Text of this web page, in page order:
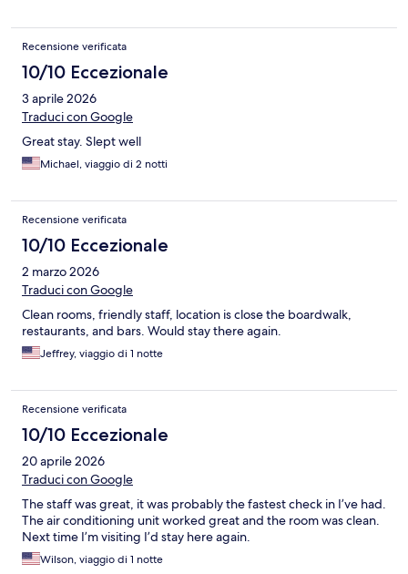
Recensione verificata
10/10 Eccezionale
3 aprile 2026
Traduci con Google
Great stay. Slept well
Michael, viaggio di 2 notti
Recensione verificata
10/10 Eccezionale
2 marzo 2026
Traduci con Google
Clean rooms, friendly staff, location is close the boardwalk,
restaurants, and bars. Would stay there again.
Jeffrey, viaggio di 1 notte
Recensione verificata
10/10 Eccezionale
20 aprile 2026
Traduci con Google
The staff was great, it was probably the fastest check in I’ve had.
The air conditioning unit worked great and the room was clean.
Next time I’m visiting I’d stay here again.
Wilson, viaggio di 1 notte